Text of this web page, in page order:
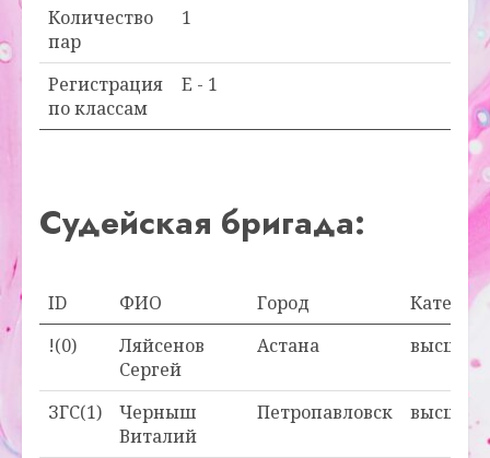
Количество
пар
1
Регистрация
по классам
E - 1
Судейская бригада:
ID ФИО Город
!(0)
Ляйсенов
Сергей
Астана высшая
ЗГС(1)
Черныш
Виталий
Петропавловск высшая